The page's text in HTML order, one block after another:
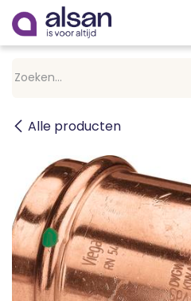
Overslaan naar inhoud
Alle producten